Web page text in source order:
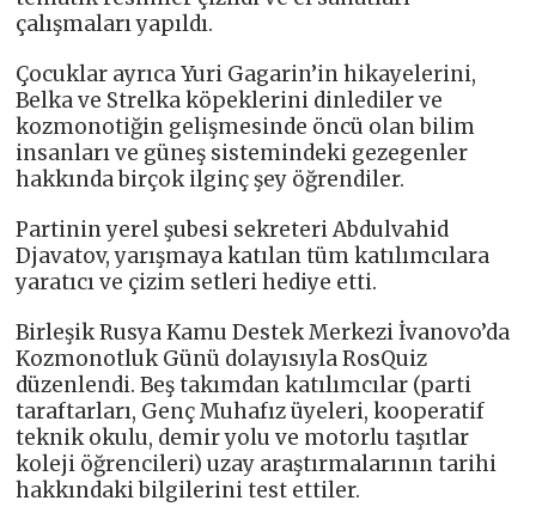
çalışmaları yapıldı.
Çocuklar ayrıca Yuri Gagarin’in hikayelerini,
Belka ve Strelka köpeklerini dinlediler ve
kozmonotiğin gelişmesinde öncü olan bilim
insanları ve güneş sistemindeki gezegenler
hakkında birçok ilginç şey öğrendiler.
Partinin yerel şubesi sekreteri Abdulvahid
Djavatov, yarışmaya katılan tüm katılımcılara
yaratıcı ve çizim setleri hediye etti.
Birleşik Rusya Kamu Destek Merkezi İvanovo’da
Kozmonotluk Günü dolayısıyla RosQuiz
düzenlendi. Beş takımdan katılımcılar (parti
taraftarları, Genç Muhafız üyeleri, kooperatif
teknik okulu, demir yolu ve motorlu taşıtlar
koleji öğrencileri) uzay araştırmalarının tarihi
hakkındaki bilgilerini test ettiler.